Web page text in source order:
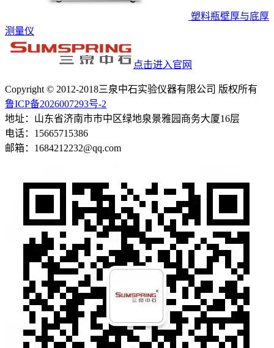
塑料瓶壁厚与底厚
测量仪
点击进入官网
Copyright © 2012-2018三泉中石实验仪器有限公司 版权所有
鲁ICP备2026007293号-2
地址：山东省济南市市中区绿地泉景雅园商务大厦16层
电话：15665715386
邮箱：1684212232@qq.com